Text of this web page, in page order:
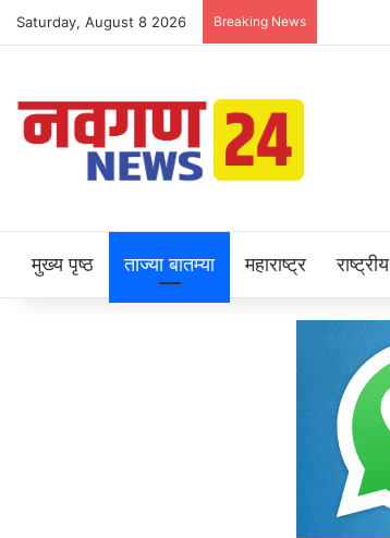
Saturday, August 8 2026 Breaking News
मुख्य पृष्ठ ताज्या बातम्या महाराष्ट्र राष्ट्रीय